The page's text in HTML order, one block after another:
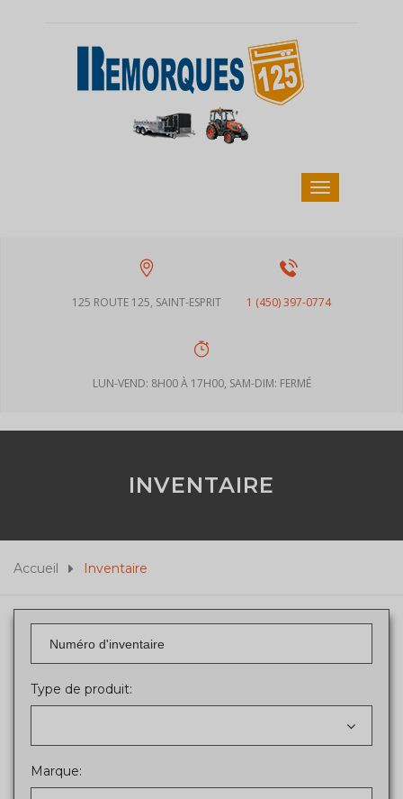
125 ROUTE 125, SAINT-ESPRIT 1 (450) 397-0774
LUN-VEND: 8H00 À 17H00, SAM-DIM: FERMÉ
INVENTAIRE
Accueil Inventaire
Type de produit:
Marque: